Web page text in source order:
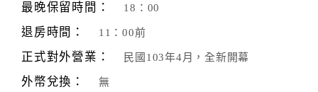
度
訂
單
最晚保留時間： 18：00
退房時間： 11：00前
正式對外營業： 民國103年4月，全新開幕
外幣兌換： 無